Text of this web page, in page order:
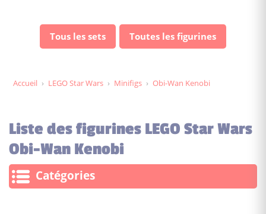
Tous les sets Toutes les figurines
Accueil › LEGO Star Wars › Minifigs › Obi-Wan Kenobi
Liste des figurines LEGO Star Wars
Obi-Wan Kenobi
Catégories